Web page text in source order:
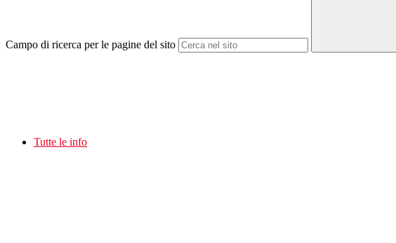
Campo di ricerca per le pagine del sito
Tutte le info